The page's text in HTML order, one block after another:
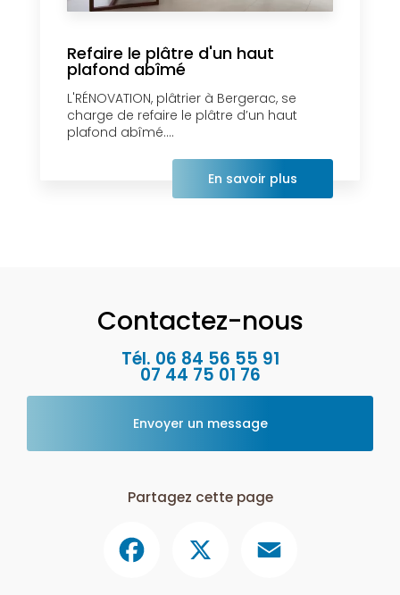
Refaire le plâtre d'un haut
plafond abîmé
L'RÉNOVATION, plâtrier à Bergerac, se
charge de refaire le plâtre d’un haut
plafond abîmé....
En savoir plus
Contactez-nous
Tél. 06 84 56 55 91
07 44 75 01 76
Envoyer un message
Partagez cette page